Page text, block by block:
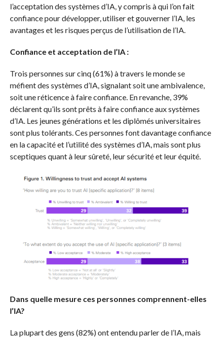
l’acceptation des systèmes d’IA, y compris à qui l’on fait
confiance pour développer, utiliser et gouverner l’IA, les
avantages et les risques perçus de l’utilisation de l’IA.
Confiance et acceptation de l’IA :
Trois personnes sur cinq (61%) à travers le monde se
méfient des systèmes d’IA, signalant soit une ambivalence,
soit une réticence à faire confiance. En revanche, 39%
déclarent qu’ils sont prêts à faire confiance aux systèmes
d’IA. Les jeunes générations et les diplômés universitaires
sont plus tolérants. Ces personnes font davantage confiance
en la capacité et l’utilité des systèmes d’IA, mais sont plus
sceptiques quant à leur sûreté, leur sécurité et leur équité.
Dans quelle mesure ces personnes comprennent-elles
l’IA?
La plupart des gens (82%) ont entendu parler de l’IA, mais